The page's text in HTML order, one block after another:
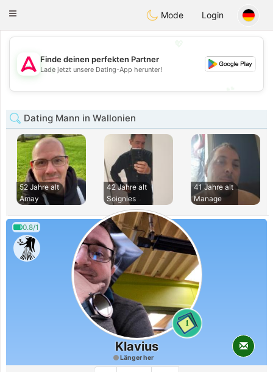
Tantôt
Toggle
Mode Login
💖
💕
Finde deinen perfekten Partner
Lade jetzt unsere Dating-App herunter!
Dating Mann in Wallonien
52 Jahre alt
Amay
42 Jahre alt
Soignies
41 Jahre alt
Manage
0.8/1
1
Klavius
Länger her